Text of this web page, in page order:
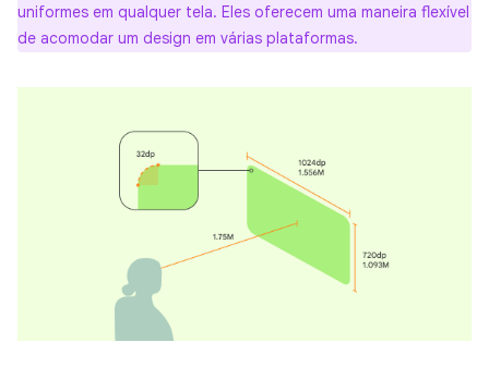
uniformes em qualquer tela. Eles oferecem uma maneira flexível
de acomodar um design em várias plataformas.